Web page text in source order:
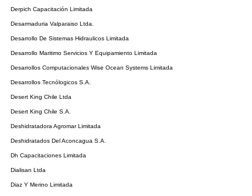
Derpich Capacitación Limitada
Desarmaduria Valparaiso Ltda.
Desarrollo De Sistemas Hidraulicos Limitada
Desarrollo Maritimo Servicios Y Equipamiento Limitada
Desarrollos Computacionales Wise Ocean Systems Limitada
Desarrollos Tecnólogicos S.A.
Desert King Chile Ltda
Desert King Chile S.A.
Deshidratadora Agromar Limitada
Deshidratados Del Aconcagua S.A.
Dh Capacitaciones Limitada
Dialisan Ltda
Diaz Y Merino Limitada